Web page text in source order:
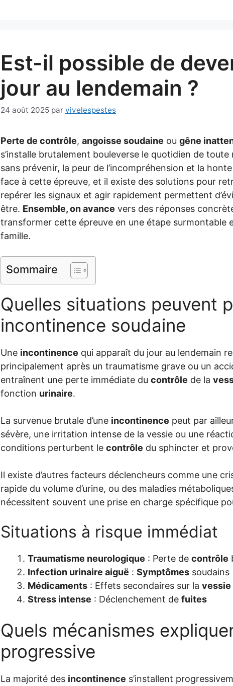
Est-il possible de
jour au lendemain ?
24 août 2025 par vivelespestes
Perte de contrôle, angoisse soudaine ou gêne
s’installe brutalement bouleverse le quotidien de
sans prévenir, la peur de l’incompréhension et la
face à cette épreuve, et il existe des solutions pour
repérer les signaux et agir rapidement permettent
être. Ensemble, on avance vers des réponses
transformer cette épreuve en une étape surmontable
famille.
Sommaire
Quelles situations peuvent
incontinence soudaine
Une incontinence qui apparaît du jour au lendemain
principalement après un traumatisme grave ou un
entraînent une perte immédiate du contrôle de la
fonction urinaire.
La survenue brutale d’une incontinence peut par
sévère, une irritation intense de la vessie ou une
conditions perturbent le contrôle du sphincter et
Il existe d’autres facteurs déclencheurs comme une
rapide du volume d’urine, ou des maladies
nécessitent souvent une prise en charge spécifique
Situations à risque immédiat
Traumatisme neurologique : Perte de contrôle
Infection urinaire aiguë : Symptômes soudains
Médicaments : Effets secondaires sur la vessie
Stress intense : Déclenchement de fuites
Quels mécanismes
progressive
La majorité des incontinence s’installent